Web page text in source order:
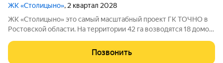
ЖК «Столицыно», 2 квартал 2028
ЖК «Столицыно» это самый масштабный проект ГК ТОЧНО в
Ростовской области. На территории 42 га возводятся 18 домов
на 600 мест, медицинский центр, парк 8,4 га и фитнес-центр с
бассейном.
Позвонить